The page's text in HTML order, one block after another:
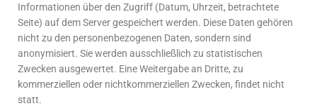
Informationen über den Zugriff (Datum, Uhrzeit, betrachtete
Seite) auf dem Server gespeichert werden. Diese Daten gehören
nicht zu den personenbezogenen Daten, sondern sind
anonymisiert. Sie werden ausschließlich zu statistischen
Zwecken ausgewertet. Eine Weitergabe an Dritte, zu
kommerziellen oder nichtkommerziellen Zwecken, findet nicht
statt.